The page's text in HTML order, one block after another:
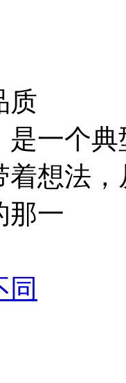
质
是一个
着想法
那一
同